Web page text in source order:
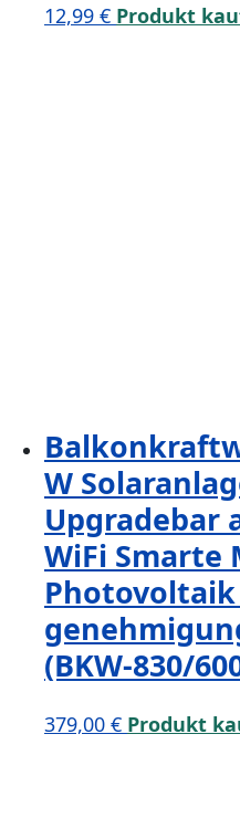
12,99 € Produkt
W
Upgradebar
WiFi Smarte
(BKW-830/
379,00 € Produkt